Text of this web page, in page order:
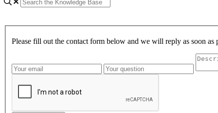
Please fill out the contact form below and we will reply as soon as